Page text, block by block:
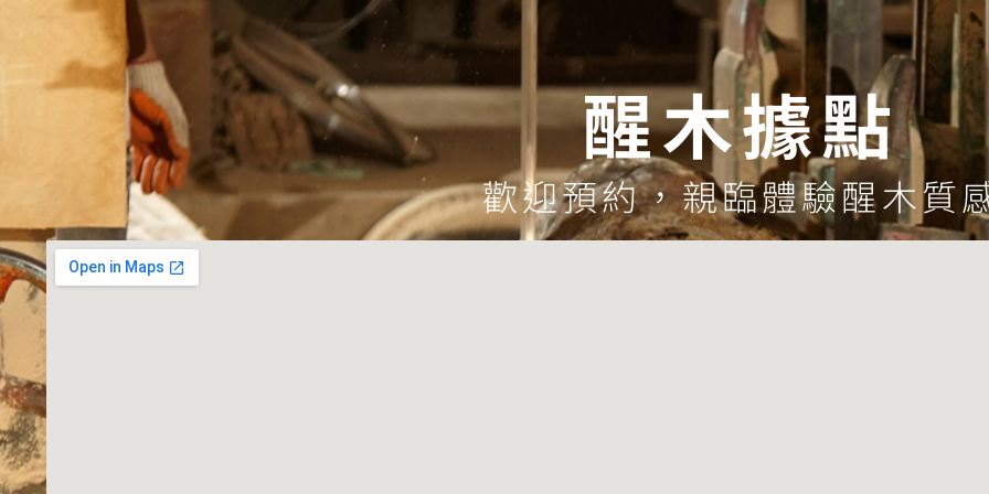
醒木據點
歡迎預約，親臨體驗醒木質